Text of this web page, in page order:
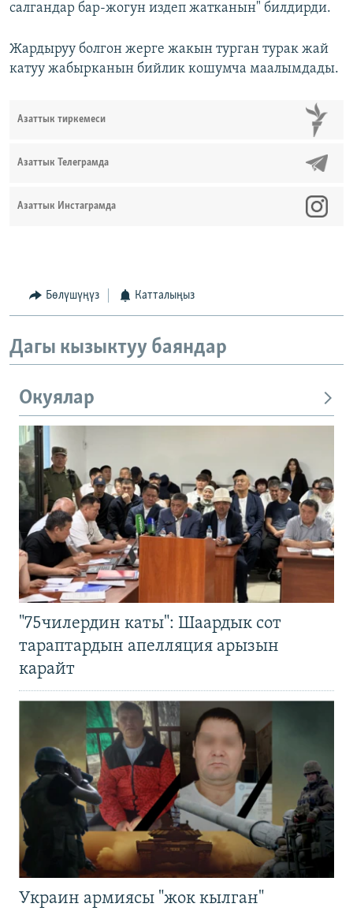
салгандар бар-жогун издеп жатканын" билдирди.
Жардыруу болгон жерге жакын турган турак жай
катуу жабырканын бийлик кошумча маалымдады.
Азаттык тиркемеси
Азаттык Телеграмда
Азаттык Инстаграмда
Бөлүшүңүз Катталыңыз
Дагы кызыктуу баяндар
Окуялар
"75чилердин каты": Шаардык сот
тараптардын апелляция арызын
карайт
Украин армиясы "жок кылган"